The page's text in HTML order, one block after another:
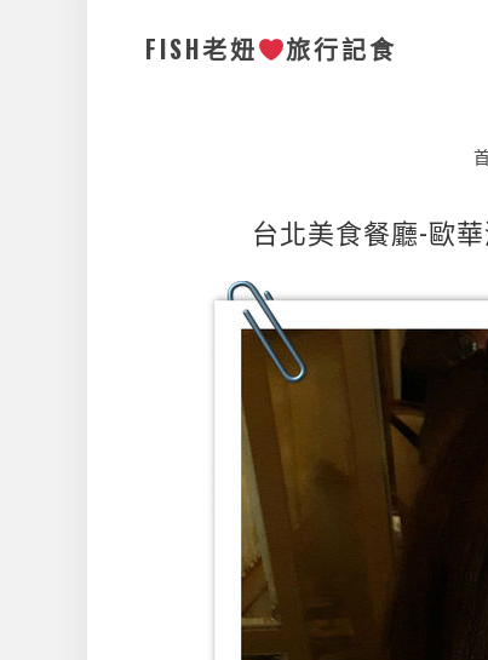
FISH老妞 旅行記食
台北美食餐廳-歐